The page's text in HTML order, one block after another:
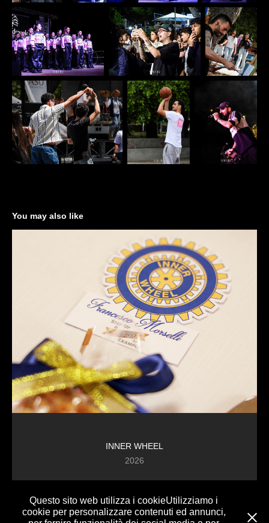
You may also like
INNER WHEEL
2026
Questo sito web utilizza i cookieUtilizziamo i
cookie per personalizzare contenuti ed annunci,